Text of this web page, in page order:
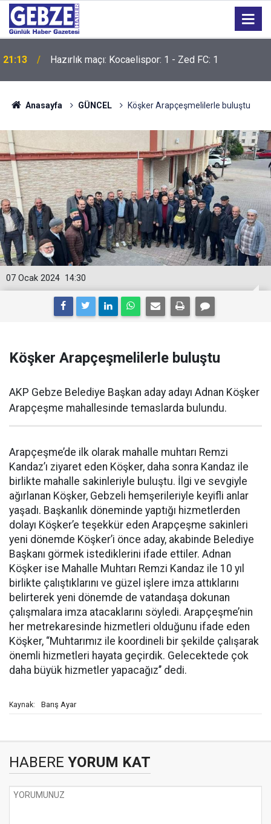
21:13
Hazırlık maçı: Kocaelispor: 1 - Zed FC: 1
21:12
İzmit Körfezi'ni yüzerek geçtiler
Anasayfa GÜNCEL Köşker Arapçeşmelilerle buluştu
14:30
07 Ocak 2024
Köşker Arapçeşmelilerle buluştu
AKP Gebze Belediye Başkan aday adayı Adnan Köşker
Arapçeşme mahallesinde temaslarda bulundu.
Arapçeşme’de ilk olarak mahalle muhtarı Remzi
Kandaz’ı ziyaret eden Köşker, daha sonra Kandaz ile
birlikte mahalle sakinleriyle buluştu. İlgi ve sevgiyle
ağırlanan Köşker, Gebzeli hemşerileriyle keyifli anlar
yaşadı. Başkanlık döneminde yaptığı hizmetlerden
dolayı Köşker’e teşekkür eden Arapçeşme sakinleri
yeni dönemde Köşker’i önce aday, akabinde Belediye
Başkanı görmek istediklerini ifade ettiler. Adnan
Köşker ise Mahalle Muhtarı Remzi Kandaz ile 10 yıl
birlikte çalıştıklarını ve güzel işlere imza attıklarını
belirterek yeni dönemde de vatandaşa dokunan
çalışmalara imza atacaklarını söyledi. Arapçeşme’nin
her metrekaresinde hizmetleri olduğunu ifade eden
Köşker, “Muhtarımız ile koordineli bir şekilde çalışarak
önemli hizmetleri hayata geçirdik. Gelecektede çok
daha büyük hizmetler yapacağız’’ dedi.
Kaynak: Barış Ayar
HABERE YORUM KAT